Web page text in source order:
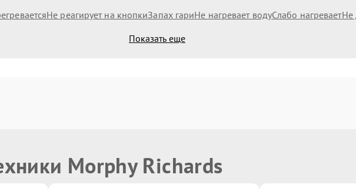
Не реагирует на кнопкиЗапах гариНе нагревает водуСлабо нагреваетНе
Показать еще
Morphy Richards